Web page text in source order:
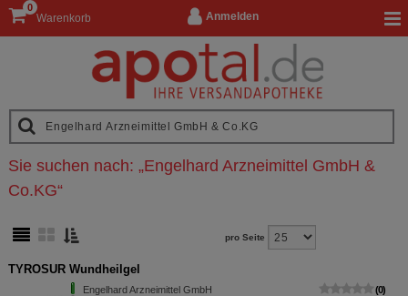
Anmelden
Warenkorb
0
Sie suchen nach: „Engelhard Arzneimittel GmbH &
Co.KG“
pro Seite
TYROSUR Wundheilgel
Engelhard Arzneimittel GmbH
0